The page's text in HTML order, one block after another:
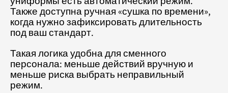
Также доступна ручная «сушка по времени»,
когда нужно зафиксировать длительность
под ваш стандарт.
Такая логика удобна для сменного
персонала: меньше действий вручную и
меньше риска выбрать неправильный
режим.